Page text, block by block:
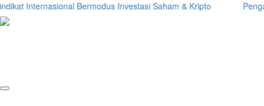
Internasional Bermodus Investasi Saham & Kripto